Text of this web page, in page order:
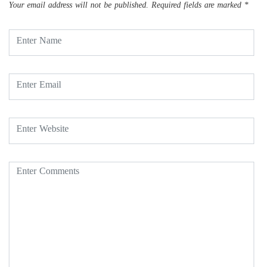
Your email address will not be published. Required fields are marked *